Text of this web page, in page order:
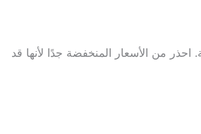
من الأسعار المنخفضة جدًا لأنها قد